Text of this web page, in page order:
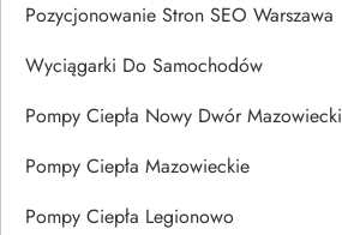
Pozycjonowanie Stron SEO Warszawa
Wyciągarki Do Samochodów
Pompy Ciepła Nowy Dwór Mazowiecki
Pompy Ciepła Mazowieckie
Pompy Ciepła Legionowo